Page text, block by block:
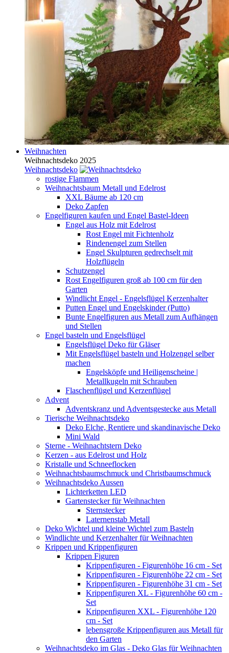
Weihnachten
Weihnachtsdeko 2025
Weihnachtsdeko
rostige Flammen
Weihnachtsbaum Metall und Edelrost
XXL Bäume ab 120 cm
Deko Zapfen
Engelfiguren kaufen und Engel Bastel-Ideen
Engel aus Holz mit Edelrost
Rost Engel mit Fichtenholz
Rindenengel zum Stellen
Engel Skulpturen gedrechselt mit
Holzflügeln
Schutzengel
Rost Engelfiguren groß ab 100 cm für den
Garten
Windlicht Engel - Engelsflügel Kerzenhalter
Putten Engel und Engelskinder (Putto)
Bunte Engelfiguren aus Metall zum Aufhängen
und Stellen
Engel basteln und Engelsflügel
Engelsflügel Deko für Gläser
Mit Engelsflügel basteln und Holzengel selber
machen
Engelsköpfe und Heiligenscheine |
Metallkugeln mit Schrauben
Flaschenflügel und Kerzenflügel
Advent
Adventskranz und Adventsgestecke aus Metall
Tierische Weihnachtsdeko
Deko Elche, Rentiere und skandinavische Deko
Mini Wald
Sterne - Weihnachtstern Deko
Kerzen - aus Edelrost und Holz
Kristalle und Schneeflocken
Weihnachtsbaumschmuck und Christbaumschmuck
Weihnachtsdeko Aussen
Lichterketten LED
Gartenstecker für Weihnachten
Sternstecker
Laternenstab Metall
Deko Wichtel und kleine Wichtel zum Basteln
Windlichte und Kerzenhalter für Weihnachten
Krippen und Krippenfiguren
Krippen Figuren
Krippenfiguren - Figurenhöhe 16 cm - Set
Krippenfiguren - Figurenhöhe 22 cm - Set
Krippenfiguren - Figurenhöhe 31 cm - Set
Krippenfiguren XL - Figurenhöhe 60 cm -
Set
Krippenfiguren XXL - Figurenhöhe 120
cm - Set
lebensgroße Krippenfiguren aus Metall für
den Garten
Weihnachtsdeko im Glas - Deko Glas für Weihnachten